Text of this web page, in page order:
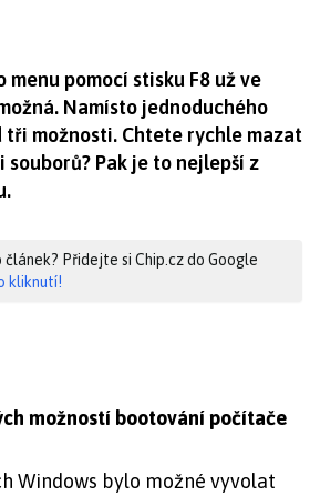
menu pomocí stisku F8 už ve
Namísto jednoduchého
tři možnosti. Chtete rychle mazat
souborů? Pak je to nejlepší z
článek? Přidejte si Chip.cz do Google
kliknutí!
možností bootování počítače
Windows bylo možné vyvolat